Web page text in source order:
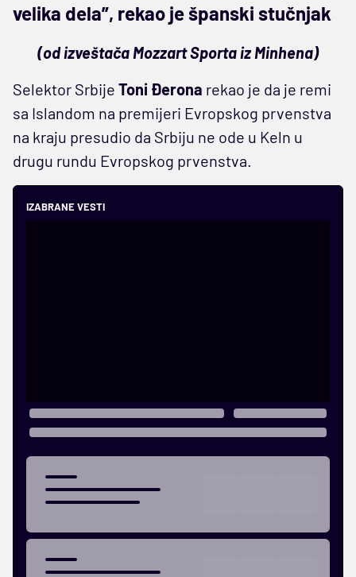
velika dela”, rekao je španski stučnjak
(od izveštača Mozzart Sporta iz Minhena)
Selektor Srbije Toni Đerona rekao je da je remi
sa Islandom na premijeri Evropskog prvenstva
na kraju presudio da Srbiju ne ode u Keln u
drugu rundu Evropskog prvenstva.
IZABRANE VESTI